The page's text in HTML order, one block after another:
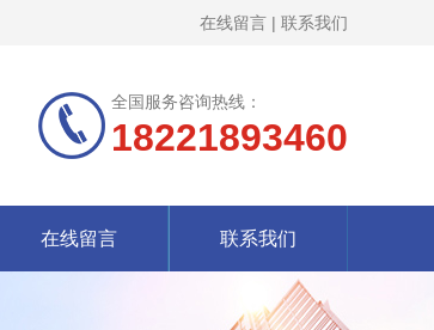
在线留言 | 联系我们
全国服务咨询热线：
18221893460
在线留言 联系我们